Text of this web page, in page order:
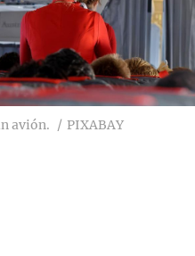
avión. PIXABAY